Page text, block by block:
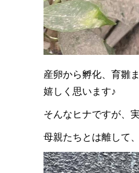
産卵から孵化、育雛
嬉しく思います♪
そんなヒナですが、
母親たちとは離して